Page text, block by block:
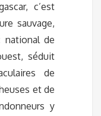
c’est
sauvage,
national de
séduit
de
et de
y